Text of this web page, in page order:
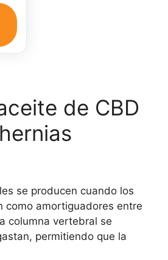
$45,000.
CBD
30
30
cantidad
de CBD
se producen cuando los
como amortiguadores entre
columna vertebral se
permitiendo que la